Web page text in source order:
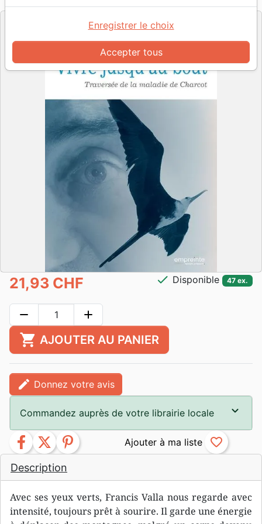
Description
Avec ses yeux verts, Francis Valla nous regarde avec
intensité, toujours prêt à sourire. Il garde une énergie
21,93 CHF check Disponible 47 ex.
remove add
shopping_cart AJOUTER AU PANIER
edit Donnez votre avis
Commandez auprès de votre librairie locale
facebook twitter pinterest favorite_border
Accepter tous
Enregistrer le choix